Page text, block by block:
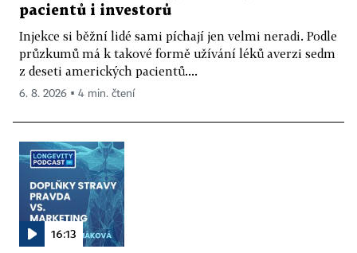
pacientů i investorů
Injekce si běžní lidé sami píchají jen velmi neradi. Podle
průzkumů má k takové formě užívání léků averzi sedm
z deseti amerických pacientů....
6. 8. 2026 ▪ 4 min. čtení
16:13